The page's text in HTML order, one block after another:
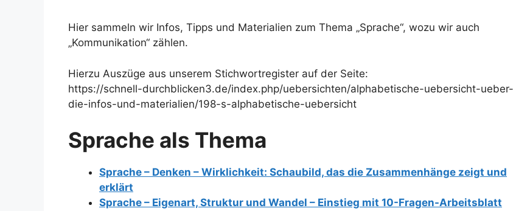
Hier sammeln wir Infos, Tipps und Materialien zum Thema „Sprache“, wozu wir auch
„Kommunikation“ zählen.
Hierzu Auszüge aus unserem Stichwortregister auf der Seite:
https://schnell-durchblicken3.de/index.php/uebersichten/alphabetische-uebersicht-ueber-
die-infos-und-materialien/198-s-alphabetische-uebersicht
Sprache als Thema
Sprache – Denken – Wirklichkeit: Schaubild, das die Zusammenhänge zeigt und
erklärt
Sprache – Eigenart, Struktur und Wandel – Einstieg mit 10-Fragen-Arbeitsblatt